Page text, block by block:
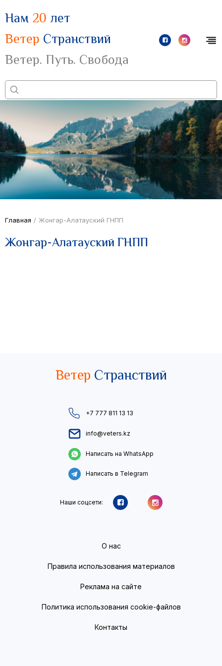
Нам 20 лет
Ветер Странствий
Ветер. Путь. Свобода
Главная / Жонгар-Алатауский ГНПП
Жонгар-Алатауский ГНПП
Ветер Странствий
+7 777 811 13 13
info@veters.kz
Написать на WhatsApp
Написать в Telegram
Наши соцсети:
О нас
Правила использования материалов
Реклама на сайте
Политика использования cookie-файлов
Контакты